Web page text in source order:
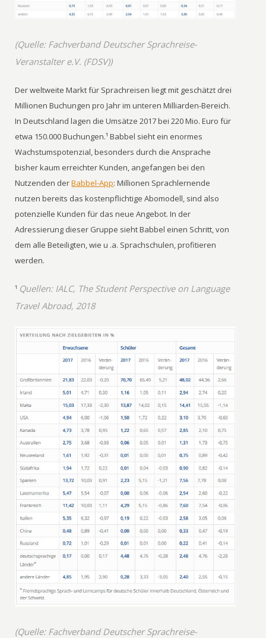
(Quelle: Fachverband Deutscher Sprachreise-
Veranstalter e.V. (FDSV))
Der weltweite Markt für Sprachreisen liegt mit geschätzt drei
Millionen Buchungen pro Jahr im unteren Milliarden-Bereich.
In Deutschland lagen die Umsätze 2017 bei 220 Mio. Euro für
etwa 150.000 Buchungen.¹ Babbel sieht ein enormes
Wachstumspotenzial, besonders durch die Ansprache
bisher kaum erreichter Kunden, angefangen bei den
Nutzenden derBabbel-App: Millionen Sprachlernende
nutzen bereits das kostenpflichtige Abomodell, sind also
potenzielle Kunden für das neue Angebot. In der
Adressierung dieser Gruppe sieht Babbel einen Schritt, von
dem alle Beteiligten, wie u .a. Sprachschulen, profitieren
werden.
¹ Quellen: IALC, The Student Perspective on Language
Travel Abroad, 2018
(Quelle: Fachverband Deutscher Sprachreise-